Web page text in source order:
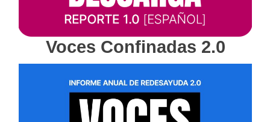
Voces Confinadas 2.0